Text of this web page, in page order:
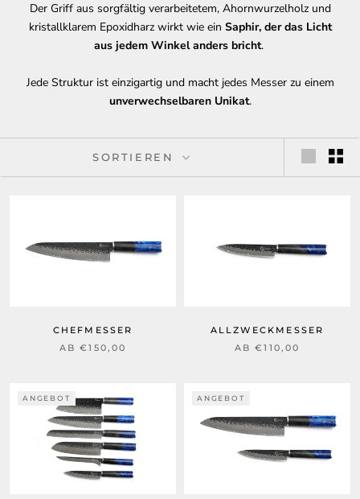
Der Griff aus sorgfältig verarbeitetem, Ahornwurzelholz und
kristallklarem Epoxidharz wirkt wie ein Saphir, der das Licht
aus jedem Winkel anders bricht.
Jede Struktur ist einzigartig und macht jedes Messer zu einem
unverwechselbaren Unikat.
SORTIEREN
CHEFMESSER
AB €150,00
ALLZWECKMESSER
AB €110,00
ANGEBOT ANGEBOT